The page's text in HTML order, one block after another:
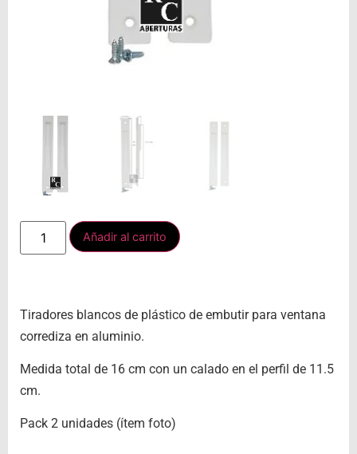
Añadir al carrito
Tiradores blancos de plástico de embutir para ventana
corrediza en aluminio.
Medida total de 16 cm con un calado en el perfil de 11.5
cm.
Pack 2 unidades (ítem foto)